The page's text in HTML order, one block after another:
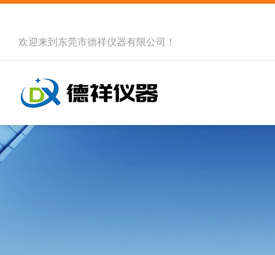
欢迎来到 东莞市德祥仪器有限公司 ！